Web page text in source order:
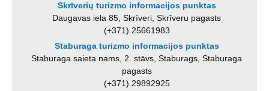
Skrīverių turizmo informacijos punktas
Daugavas iela 85, Skrīveri, Skrīveru pagasts
(+371) 25661983
Staburaga turizmo informacijos punktas
Staburaga saieta nams, 2. stāvs, Staburags, Staburaga
pagasts
(+371) 29892925